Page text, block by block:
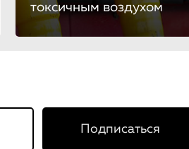
токсичным воздухом
Подписаться